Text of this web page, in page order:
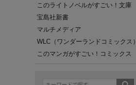
このライトノベルがすごい！文庫
宝島社新書
マルチメディア
WLC（ワンダーランドコミックス）
このマンガがすごい！コミックス